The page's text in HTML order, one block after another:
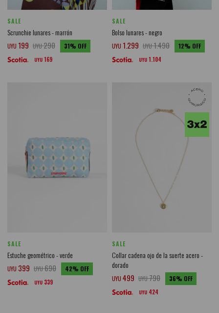
SALE
Scrunchie lunares - marrón
UYU 199 UYU290 31
UYU 169
SALE
Bolso lunares - negro
UYU 1.299 UYU1.490 12
UYU 1.104
SALE
Estuche geométrico - verde
UYU 399 UYU690 42
UYU 339
SALE
Collar cadena ojo de la suerte acero -
dorado
UYU 499 UYU790 36
UYU 424